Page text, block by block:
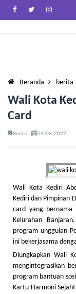
Beranda berita
Wali Kota
Card
Berita | 04/08/2022
Wali Kota Kediri
Kediri dan Pimpinan
card yang bernama
Kelurahan
program unggulan
ini bekerjasama
Diungkapkan Wali
mengintegrasikan
program bantuan
Kartu Harmoni